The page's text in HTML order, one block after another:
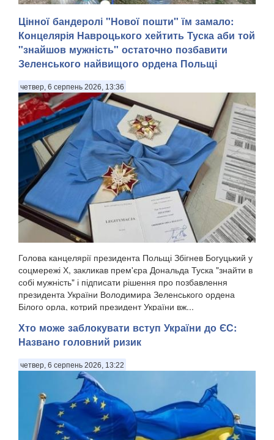
Тимчасово захоплений російськими військами Маріуполь
Донецької області після вибухів, що пролунали 5 серпня
та в ніч на 6 серпня, залишився без світла й води,
передають Патріоти України з посиланням на легітимну
Цінної бандеролі "Нової пошти" їм замало:
Концелярія Навроцького хейтить Туска аби той
"знайшов мужність" остаточно позбавити
Зеленського найвищого ордена Польщі
четвер, 6 серпень 2026, 13:36
Голова канцелярії президента Польщі Збігнев Богуцький у
соцмережі Х, закликав прем'єра Дональда Туска "знайти в
собі мужність" і підписати рішення про позбавлення
президента України Володимира Зеленського ордена
Білого орла, котрий президент України вж...
Хто може заблокувати вступ України до ЄС:
Названо головний ризик
четвер, 6 серпень 2026, 13:22